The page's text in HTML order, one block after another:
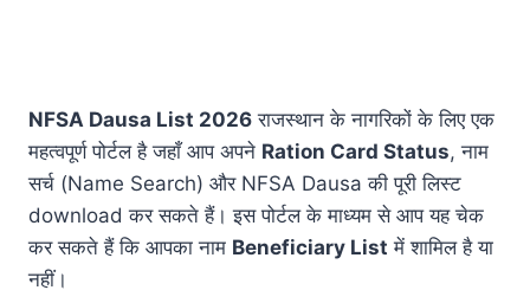
NFSA Dausa List 2026 राजस्थान के नागरिकों के लिए एक
महत्वपूर्ण पोर्टल है जहाँ आप अपने Ration Card Status, नाम
सर्च (Name Search) और NFSA Dausa की पूरी लिस्ट
download कर सकते हैं। इस पोर्टल के माध्यम से आप यह चेक
कर सकते हैं कि आपका नाम Beneficiary List में शामिल है या
नहीं।